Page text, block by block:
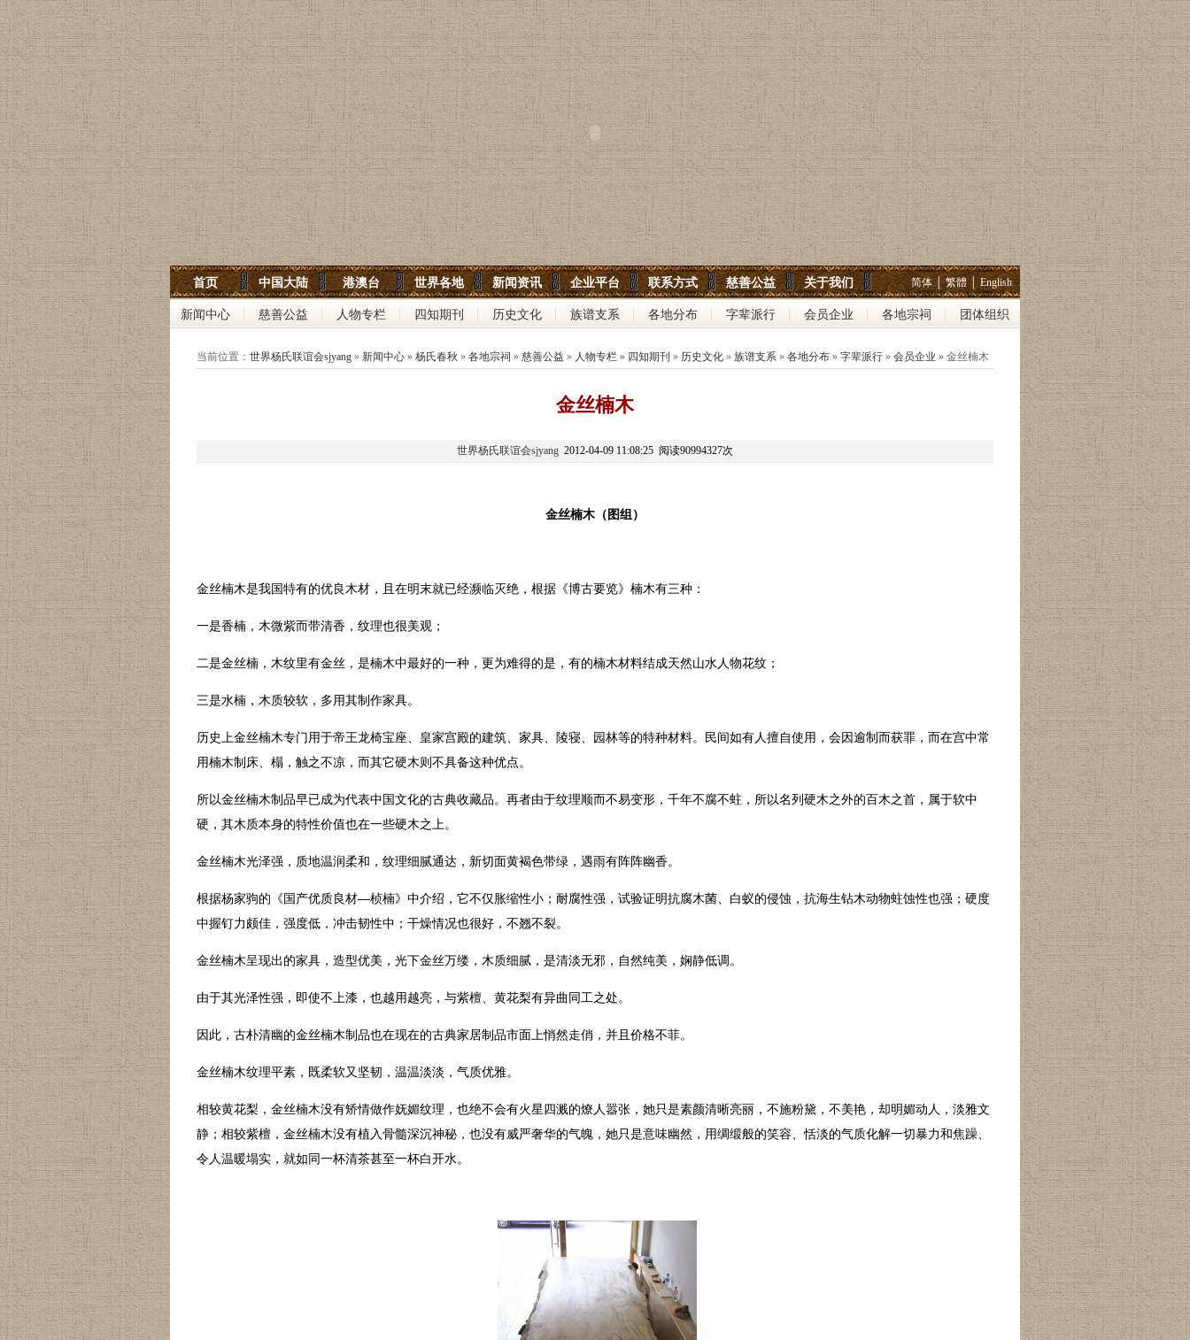
世界杨氏宗亲网
世界杨氏联谊会
中华杨氏大宗祠
首页 中国大陆 港澳台 世界各地 新闻资讯 企业平台 联系方式 慈善公益 关于我们 简体 │ 繁體│English
新闻中心 慈善公益 人物专栏 四知期刊 历史文化 族谱支系 各地分布 字辈派行 会员企业 各地宗祠 团体组织
当前位置： 世界杨氏联谊会sjyang » 新闻中心 » 杨氏春秋 » 各地宗祠 » 慈善公益 » 人物专栏 » 四知期刊 » 历史文化 » 族谱支系 » 各地分布 » 字辈派行 » 会员企业 » 金丝楠木
金丝楠木
世界杨氏联谊会sjyang 2012-04-09 11:08:25 阅读90994327次
金丝楠木（图组）
金丝楠木是我国特有的优良木材，且在明末就已经濒临灭绝，根据《博古要览》楠木有三种：
一是香楠，木微紫而带清香，纹理也很美观；
二是金丝楠，木纹里有金丝，是楠木中最好的一种，更为难得的是，有的楠木材料结成天然山水人物花纹；
三是水楠，木质较软，多用其制作家具。
历史上金丝楠木专门用于帝王龙椅宝座、皇家宫殿的建筑、家具、陵寝、园林等的特种材料。民间如有人擅自使用，会因逾制而获罪，而在宫中常
用楠木制床、榻，触之不凉，而其它硬木则不具备这种优点。
所以金丝楠木制品早已成为代表中国文化的古典收藏品。再者由于纹理顺而不易变形，千年不腐不蛀，所以名列硬木之外的百木之首，属于软中
硬，其木质本身的特性价值也在一些硬木之上。
金丝楠木光泽强，质地温润柔和，纹理细腻通达，新切面黄褐色带绿，遇雨有阵阵幽香。
根据杨家驹的《国产优质良材—桢楠》中介绍，它不仅胀缩性小；耐腐性强，试验证明抗腐木菌、白蚁的侵蚀，抗海生钻木动物蛀蚀性也强；硬度
中握钉力颇佳，强度低，冲击韧性中；干燥情况也很好，不翘不裂。
金丝楠木呈现出的家具，造型优美，光下金丝万缕，木质细腻，是清淡无邪，自然纯美，娴静低调。
由于其光泽性强，即使不上漆，也越用越亮，与紫檀、黄花梨有异曲同工之处。
因此，古朴清幽的金丝楠木制品也在现在的古典家居制品市面上悄然走俏，并且价格不菲。
金丝楠木纹理平素，既柔软又坚韧，温温淡淡，气质优雅。
相较黄花梨，金丝楠木没有矫情做作妩媚纹理，也绝不会有火星四溅的燎人嚣张，她只是素颜清晰亮丽，不施粉黛，不美艳，却明媚动人，淡雅文
静；相较紫檀，金丝楠木没有植入骨髓深沉神秘，也没有威严奢华的气魄，她只是意味幽然，用绸缎般的笑容、恬淡的气质化解一切暴力和焦躁、
令人温暖塌实，就如同一杯清茶甚至一杯白开水。